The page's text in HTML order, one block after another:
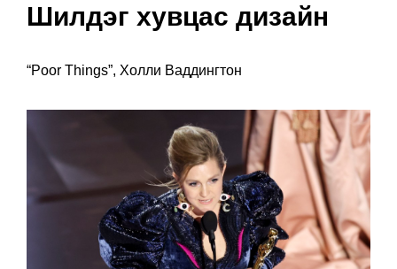
Шилдэг хувцас дизайн
“Poor Things”, Холли Ваддингтон